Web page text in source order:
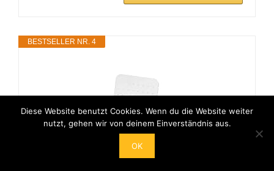
BESTSELLER NR. 4
Diese Website benutzt Cookies. Wenn du die Website weiter
nutzt, gehen wir von deinem Einverständnis aus.
OK